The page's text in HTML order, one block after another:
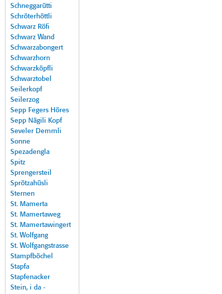
Schneggarütti
Schröterhöttli
Schwarz Röfi
Schwarz Wand
Schwarzabongert
Schwarzhorn
Schwarzköpfli
Schwarztobel
Seilerkopf
Seilerzog
Sepp Fegers Höres
Sepp Nägili Kopf
Seveler Demmli
Sonne
Spezadengla
Spitz
Sprengersteil
Sprötzahüsli
Sternen
St. Mamerta
St. Mamertaweg
St. Mamertawingert
St. Wolfgang
St. Wolfgangstrasse
Stampfböchel
Stapfa
Stapfenacker
Stein, i da -